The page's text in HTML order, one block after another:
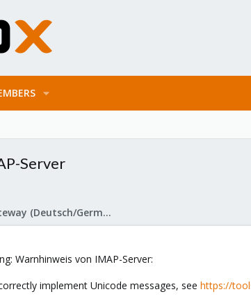
Server
Proxmox Mail Gateway (Deutsch/German)
Warnhinweis von IMAP-Server:
implement Unicode messages, see https://